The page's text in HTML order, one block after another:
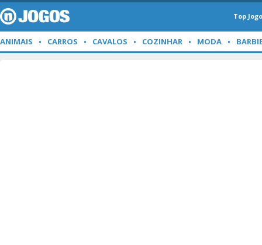
Top
ANIMAIS CARROS CAVALOS COZINHAR MODA